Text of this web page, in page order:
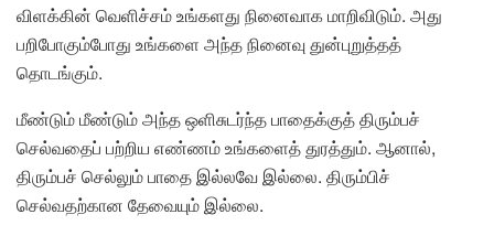
விளக்கின் வெளிச்சம்உங்களது நினைவாக மாறிவிடும். அது
பறிபோகும்போது உங்களை அந்த நினைவு துன்புறுத்தத்
தொடங்கும்.
மீண்டும் மீண்டும் அந்த ஒளிசுடர்ந்த பாதைக்குத் திரும்பச்
செல்வதைப் பற்றிய எண்ணம் உங்களைத் துரத்தும். ஆனால்,
திரும்பச் செல்லும் பாதை இல்லவே இல்லை. திரும்பிச்
செல்வதற்கான தேவையும் இல்லை.